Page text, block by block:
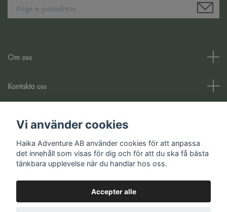
Om oss
Kontakta oss
Sociale medier
Vi använder cookies
Haika Adventure AB använder cookies för att anpassa
det innehåll som visas för dig och för att du ska få bästa
tänkbara upplevelse när du handlar hos oss.
Accepter alle